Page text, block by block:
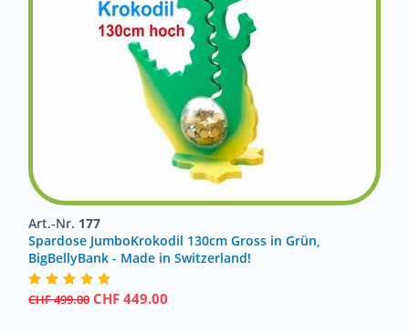
Art.-Nr. 177
Spardose JumboKrokodil 130cm Gross in Grün,
BigBellyBank - Made in Switzerland!
CHF499.00 CHF 449.00